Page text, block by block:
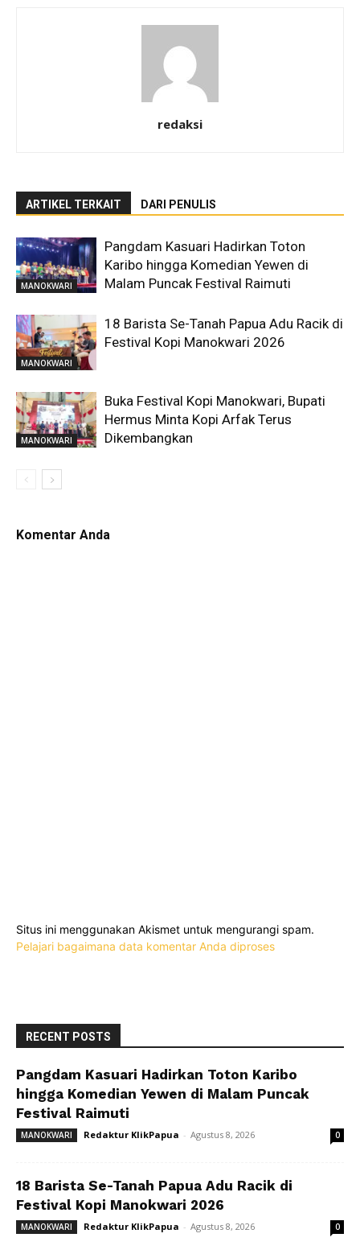
redaksi
ARTIKEL TERKAIT DARI PENULIS
MANOKWARI
Pangdam Kasuari Hadirkan Toton
Karibo hingga Komedian Yewen di
Malam Puncak Festival Raimuti
MANOKWARI
18 Barista Se-Tanah Papua Adu Racik di
Festival Kopi Manokwari 2026
MANOKWARI
Buka Festival Kopi Manokwari, Bupati
Hermus Minta Kopi Arfak Terus
Dikembangkan
Komentar Anda
Situs ini menggunakan Akismet untuk mengurangi spam.
Pelajari bagaimana data komentar Anda diproses
RECENT POSTS
Pangdam Kasuari Hadirkan Toton Karibo
hingga Komedian Yewen di Malam Puncak
Festival Raimuti
MANOKWARI Redaktur KlikPapua - Agustus 8, 2026 0
18 Barista Se-Tanah Papua Adu Racik di
Festival Kopi Manokwari 2026
MANOKWARI Redaktur KlikPapua - Agustus 8, 2026 0